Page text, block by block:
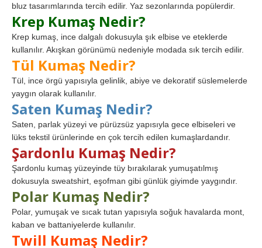
bluz tasarımlarında tercih edilir. Yaz sezonlarında popülerdir.
Krep Kumaş Nedir?
Krep kumaş, ince dalgalı dokusuyla şık elbise ve eteklerde
kullanılır. Akışkan görünümü nedeniyle modada sık tercih edilir.
Tül Kumaş Nedir?
Tül, ince örgü yapısıyla gelinlik, abiye ve dekoratif süslemelerde
yaygın olarak kullanılır.
Saten Kumaş Nedir?
Saten, parlak yüzeyi ve pürüzsüz yapısıyla gece elbiseleri ve
lüks tekstil ürünlerinde en çok tercih edilen kumaşlardandır.
Şardonlu Kumaş Nedir?
Şardonlu kumaş yüzeyinde tüy bırakılarak yumuşatılmış
dokusuyla sweatshirt, eşofman gibi günlük giyimde yaygındır.
Polar Kumaş Nedir?
Polar, yumuşak ve sıcak tutan yapısıyla soğuk havalarda mont,
kaban ve battaniyelerde kullanılır.
Twill Kumaş Nedir?